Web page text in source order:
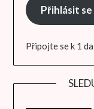
Přihlásit
Připojte se k 1